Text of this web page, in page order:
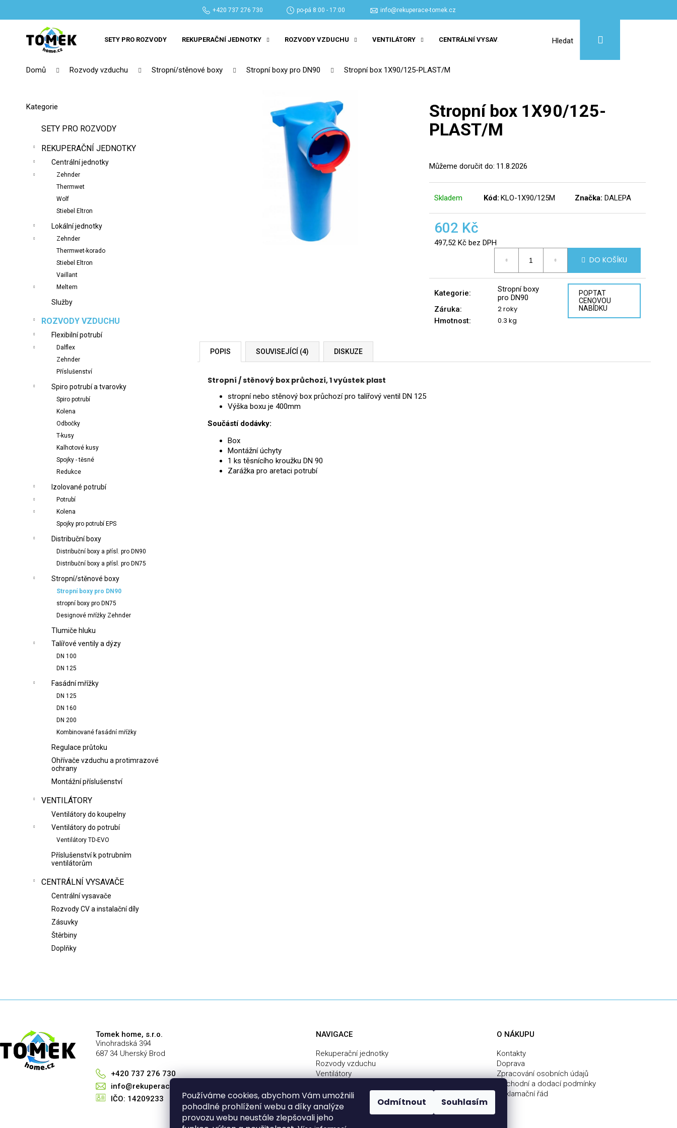
Používáme cookies, abychom Vám umožnili
pohodlné prohlížení webu a díky analýze
provozu webu neustále zlepšovali jeho
Odmítnout Souhlasím
+420 737 276 730 po-pá 8:00 - 17:00 info@rekuperace-tomek.cz
SETY PRO ROZVODY REKUPERAČNÍ JEDNOTKY ROZVODY VZDUCHU VENTILÁTORY CENTRÁLNÍ VYSAVAČE SLUŽBYHledat
Domů Rozvody vzduchu Stropní/stěnové boxy Stropní boxy pro DN90 Stropní box 1X90/125-PLAST/M
Přeskočit
Kategorie
SETY PRO ROZVODY
REKUPERAČNÍ JEDNOTKY
Centrální jednotky
Zehnder
Thermwet
Wolf
Stiebel Eltron
Lokální jednotky
Zehnder
Thermwet-korado
Stiebel Eltron
Vaillant
Meltem
Služby
ROZVODY VZDUCHU
Flexibilní potrubí
Dalflex
Zehnder
Příslušenství
Spiro potrubí a tvarovky
Spiro potrubí
Kolena
Odbočky
T-kusy
Kalhotové kusy
Spojky - těsné
Redukce
Izolované potrubí
Potrubí
Kolena
Spojky pro potrubí EPS
Distribuční boxy
Distribuční boxy a přísl. pro DN90
Distribuční boxy a přísl. pro DN75
Stropní/stěnové boxy
Stropní boxy pro DN90
stropní boxy pro DN75
Designové mřížky Zehnder
Tlumiče hluku
Talířové ventily a dýzy
DN 100
DN 125
Fasádní mřížky
DN 125
DN 160
DN 200
Kombinované fasádní mřížky
Regulace průtoku
Ohřívače vzduchu a protimrazové
ochrany
Montážní příslušenství
VENTILÁTORY
Ventilátory do koupelny
Ventilátory do potrubí
Ventilátory TD-EVO
Příslušenství k potrubním
ventilátorům
CENTRÁLNÍ VYSAVAČE
Centrální vysavače
Rozvody CV a instalační díly
Zásuvky
Štěrbiny
Doplňky
Stropní box 1X90/125-
PLAST/M
Můžeme doručit do: 11.8.2026
Skladem Kód: KLO-1X90/125M Značka: DALEPA
602 Kč
497,52 Kč bez DPH
DO KOŠÍKU
Kategorie:
Stropní boxy
pro DN90
Záruka: 2 roky
Hmotnost: 0.3 kg
POPTAT
CENOVOU
NABÍDKU
POPIS SOUVISEJÍCÍ (4) DISKUZE
Stropní / stěnový box průchozí, 1 vyústek plast
stropní nebo stěnový box průchozí pro talířový ventil DN 125
Výška boxu je 400mm
Součástí dodávky:
Box
Montážní úchyty
1 ks těsnícího kroužku DN 90
Zarážka pro aretaci potrubí
o
Zpět
do
obchodu
Zpět
do
obchodu
Doporučujeme
Tomek home, s.r.o.
Vinohradská 394
687 34 Uherský Brod
+420 737 276 730
info@rekuperace-tomek.cz
IČO: 14209233
NAVIGACE
Rekuperační jednotky
Rozvody vzduchu
Ventilátory
Služby
Montáž rekuperace svépomocí - návod
O NÁKUPU
Kontakty
Doprava
Zpracování osobních údajů
Obchodní a dodací podmínky
Reklamační řád